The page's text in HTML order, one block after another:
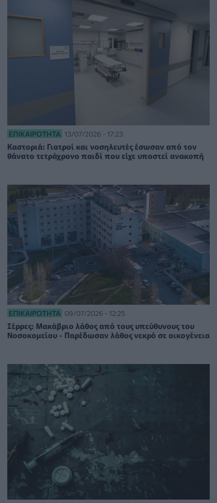
ΕΠΙΚΑΙΡΌΤΗΤΑ 13/07/2026 - 17:23
Καστοριά: Γιατροί και νοσηλευτές έσωσαν από τον
θάνατο τετράχρονο παιδί που είχε υποστεί ανακοπή
ΕΠΙΚΑΙΡΌΤΗΤΑ 09/07/2026 - 12:25
Σέρρες: Μακάβριο λάθος από τους υπεύθυνους του
Νοσοκομείου - Παρέδωσαν λάθος νεκρό σε οικογένεια